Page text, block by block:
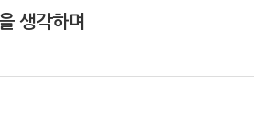
생각하며